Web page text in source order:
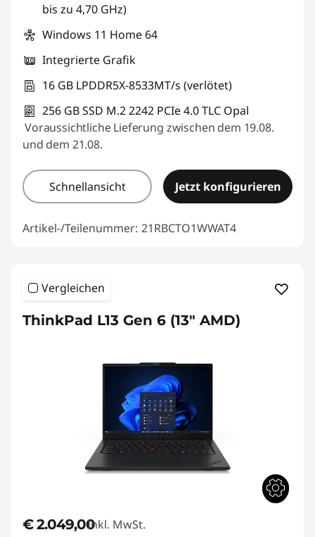
bis zu 4,70 GHz)
Windows 11 Home 64
Integrierte Grafik
16 GB LPDDR5X-8533MT/s (verlötet)
256 GB SSD M.2 2242 PCIe 4.0 TLC Opal
Voraussichtliche Lieferung zwischen dem 19.08.
und dem 21.08.
Schnellansicht Jetzt konfigurieren
Artikel-/Teilenummer: 21RBCTO1WWAT4
Vergleichen
ThinkPad L13 Gen 6 (13" AMD)
€ 2.049,00Inkl. MwSt.